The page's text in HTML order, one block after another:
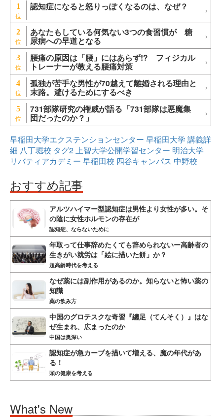
1 認知症になると怒りっぽくなるのは、なぜ？
2 あなたもしている何気ない3つの食習慣が 糖
尿病への早道となる
3 腰痛の原因は「腰」にはあらず!? フィジカル
トレーナーが教える腰痛対策
4 孤独が苦手な男性が70越えて離婚される理由と
末路。避けるためにするべき
5 731部隊研究の権威が語る「731部隊は悪魔集
団だったのか？」
早稲田大学エクステンションセンター 早稲田大学 講義詳
細 八丁堀校 タグ2上智大学公開学習センター 明治大学
リバティアカデミー 早稲田校 四谷キャンパス 中野校
おすすめ記事
アルツハイマー型認知症は男性より女性が多い。そ
の陰に女性ホルモンの存在が
認知症、ならないために
年取って仕事辞めたくても辞められないー高齢者の
生きがい就労は「絵に描いた餅」か？
超高齢時代を考える
なぜ薬には副作用があるのか。知らないと怖い薬の
知識
薬の飲み方
中国のグロテスクな奇習『纏足（てんそく）』はな
ぜ生まれ、広まったのか
中国は奥深い
認知症が急カーブを描いて増える、魔の年代があ
る！
頭の健康を考える
What's New